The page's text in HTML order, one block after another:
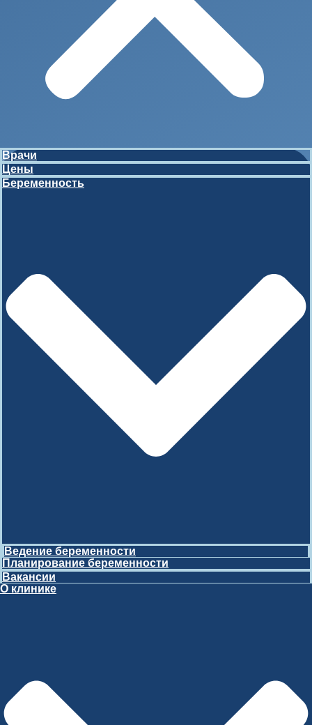
Врачи
Цены
Беременность
Ведение беременности
Планирование беременности
Вакансии
О клинике